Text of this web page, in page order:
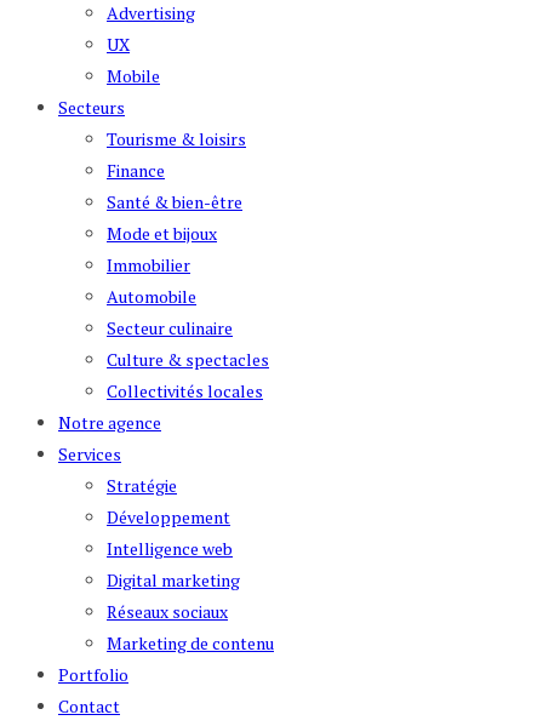
Advertising
UX
Mobile
Secteurs
Tourisme & loisirs
Finance
Santé & bien-être
Mode et bijoux
Immobilier
Automobile
Secteur culinaire
Culture & spectacles
Collectivités locales
Notre agence
Services
Stratégie
Développement
Intelligence web
Digital marketing
Réseaux sociaux
Marketing de contenu
Portfolio
Contact